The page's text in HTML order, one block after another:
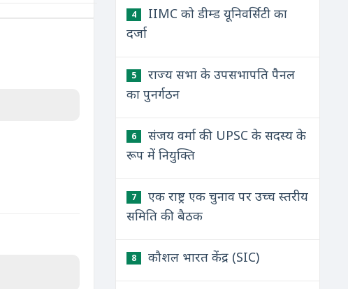
4
IIMC को डीम्ड यूनिवर्सिटी का
दर्जा
5
राज्य सभा के उपसभापति पैनल
का पुनर्गठन
6
संजय वर्मा की UPSC के सदस्य के
रूप में नियुक्ति
7
एक राष्ट्र एक चुनाव पर उच्च स्तरीय
समिति की बैठक
8 कौशल भारत केंद्र (SIC)